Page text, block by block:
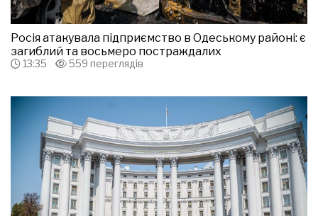
Росія атакувала підприємство в Одеському районі: є
загиблий та восьмеро постраждалих
13:35 559 переглядів